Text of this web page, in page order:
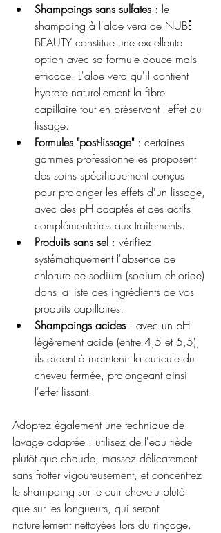
Shampoings sans sulfates : le
shampoing à l'aloe vera de NUBĒ
BEAUTY constitue une excellente
option avec sa formule douce mais
efficace. L'aloe vera qu'il contient
hydrate naturellement la fibre
capillaire tout en préservant l'effet du
lissage.
Formules "post-lissage" : certaines
gammes professionnelles proposent
des soins spécifiquement conçus
pour prolonger les effets d'un lissage,
avec des pH adaptés et des actifs
complémentaires aux traitements.
Produits sans sel : vérifiez
systématiquement l'absence de
chlorure de sodium (sodium chloride)
dans la liste des ingrédients de vos
produits capillaires.
Shampoings acides : avec un pH
légèrement acide (entre 4,5 et 5,5),
ils aident à maintenir la cuticule du
cheveu fermée, prolongeant ainsi
l'effet lissant.
Adoptez également une technique de
lavage adaptée : utilisez de l'eau tiède
plutôt que chaude, massez délicatement
sans frotter vigoureusement, et concentrez
le shampoing sur le cuir chevelu plutôt
que sur les longueurs, qui seront
naturellement nettoyées lors du rinçage.